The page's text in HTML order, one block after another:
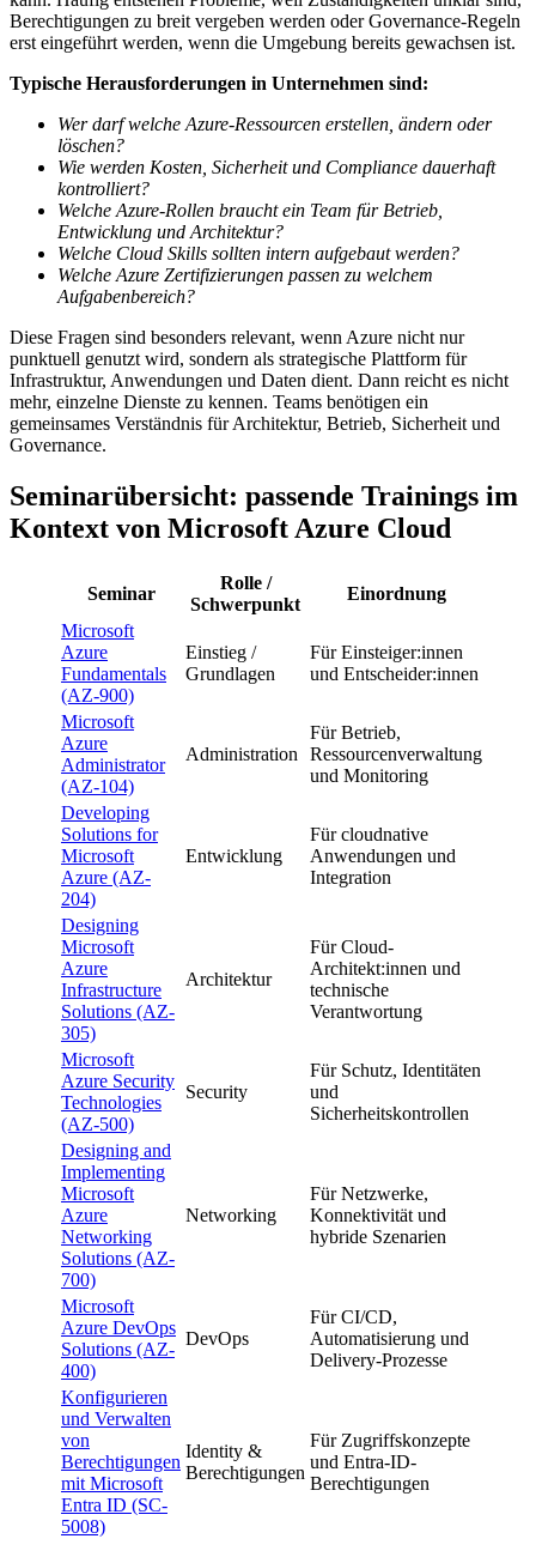
Berechtigungen zu breit vergeben werden oder Governance-Regeln
erst eingeführt werden, wenn die Umgebung bereits gewachsen ist.
Typische Herausforderungen in Unternehmen sind:
Wer darf welche Azure-Ressourcen erstellen, ändern oder
löschen?
Wie werden Kosten, Sicherheit und Compliance dauerhaft
kontrolliert?
Welche Azure-Rollen braucht ein Team für Betrieb,
Entwicklung und Architektur?
Welche Cloud Skills sollten intern aufgebaut werden?
Welche Azure Zertifizierungen passen zu welchem
Aufgabenbereich?
Diese Fragen sind besonders relevant, wenn Azure nicht nur
punktuell genutzt wird, sondern als strategische Plattform für
Infrastruktur, Anwendungen und Daten dient. Dann reicht es nicht
mehr, einzelne Dienste zu kennen. Teams benötigen ein
gemeinsames Verständnis für Architektur, Betrieb, Sicherheit und
Governance.
Seminarübersicht: passende Trainings im
Kontext von Microsoft Azure Cloud
Seminar
Rolle /
Schwerpunkt
Einordnung
Microsoft
Azure
Fundamentals
(AZ-900)
Einstieg /
Grundlagen
Für Einsteiger:innen
und Entscheider:innen
Microsoft
Azure
Administrator
(AZ-104)
Administration
Für Betrieb,
Ressourcenverwaltung
und Monitoring
Developing
Solutions for
Microsoft
Azure (AZ-
204)
Entwicklung
Für cloudnative
Anwendungen und
Integration
Designing
Microsoft
Azure
Infrastructure
Solutions (AZ-
305)
Architektur
Für Cloud-
Architekt:innen und
technische
Verantwortung
Microsoft
Azure Security
Technologies
(AZ-500)
Security
Für Schutz, Identitäten
und
Sicherheitskontrollen
Designing and
Implementing
Microsoft
Azure
Networking
Solutions (AZ-
700)
Networking
Für Netzwerke,
Konnektivität und
hybride Szenarien
Microsoft
Azure DevOps
Solutions (AZ-
400)
DevOps
Für CI/CD,
Automatisierung und
Delivery-Prozesse
Konfigurieren
und Verwalten
von
Berechtigungen
mit Microsoft
Entra ID (SC-
5008)
Identity &
Berechtigungen
Für Zugriffskonzepte
und Entra-ID-
Berechtigungen